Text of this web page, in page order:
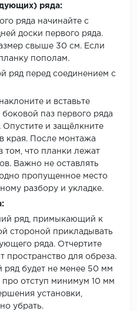
ряда:
ряда начинайте с
доски первого ряда.
свыше 30 см. Если
пополам.
ряд перед соединением с
и вставьте
паз первого ряда
Опустите и защёлкните
края. После монтажа
том, что планки лежат
Важно не оставлять
одно пропущенное место
разбору и укладке.
ряд, примыкающий к
стороной прикладывать
ряда. Отчертите
пространство для обреза.
ряд будет не менее 50 мм
отступ минимум 10 мм
установки,
убрать.